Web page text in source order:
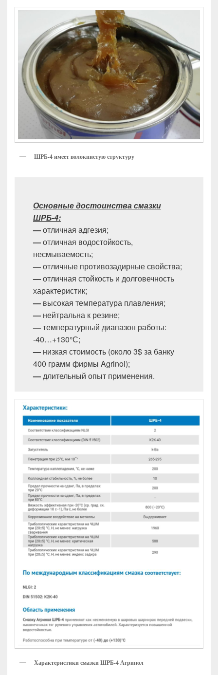
ШРБ-4 имеет волокнистую структуру
Основные достоинства смазки
ШРБ-4:
—отличная адгезия;
—отличная водостойкость,
несмываемость;
—отличные противозадирные свойства;
—отличная стойкость и долговечность
характеристик;
— высокая температура плавления;
— нейтральна к резине;
—температурный диапазон работы:
-40…+130°С;
— низкая стоимость (около 3$ за банку
400 грамм фирмы Agrinol);
—длительный опыт применения.
Характеристики смазки ШРБ-4 Агринол